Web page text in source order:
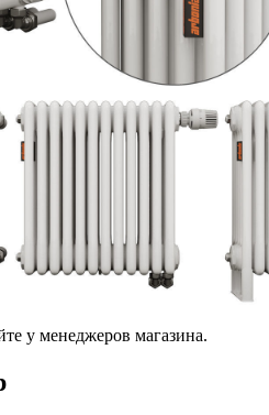
у менеджеров магазина.